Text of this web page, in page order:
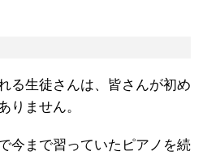
る生徒さんは、皆さんが初め
りません。
今まで習っていたピアノを続